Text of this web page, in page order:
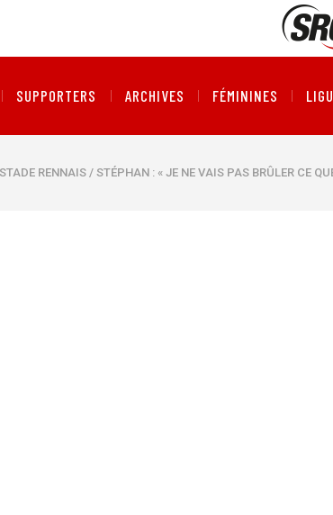
SUPPORTERS ARCHIVES FÉMININES
RENNAIS / STÉPHAN : « JE NE VAIS PAS BRÛLER CE